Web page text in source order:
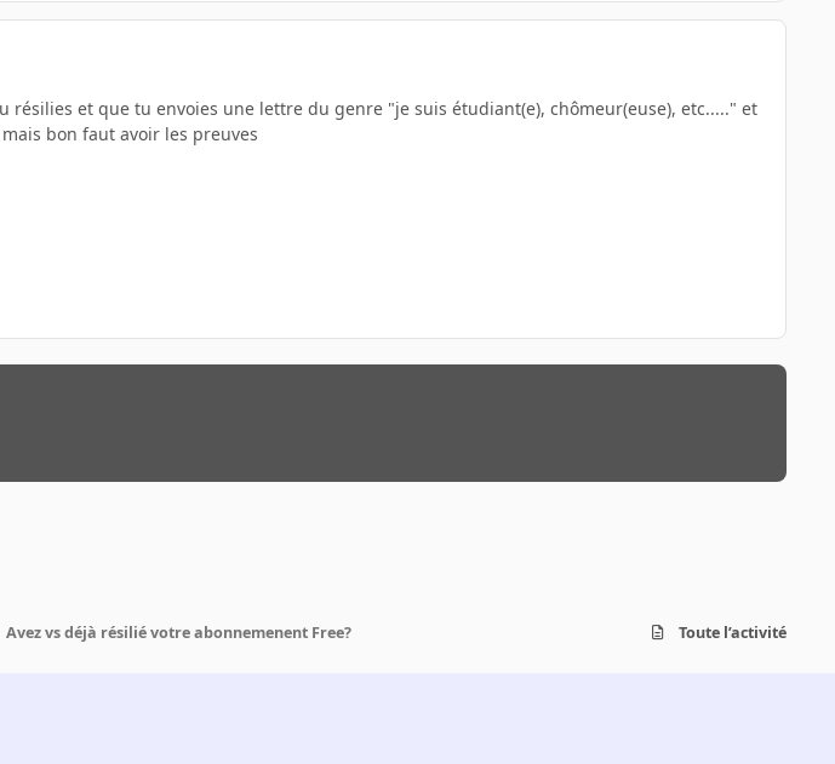
et que tu envoies une lettre du genre "je suis étudiant(e), chômeur(euse), etc....." et
bon faut avoir les preuves
Avez vs déjà résilié votre abonnemenent Free? Toute l’activité